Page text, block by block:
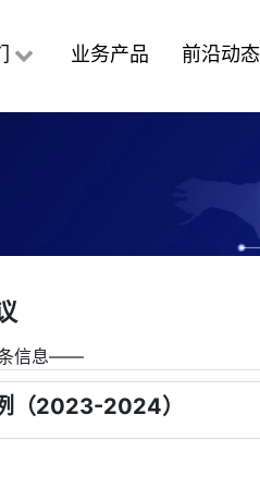
业务产品 前沿动态
信息――
（2023-2024）